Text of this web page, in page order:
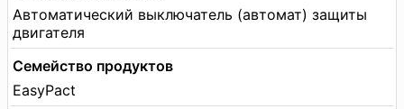
Автоматический выключатель (автомат) защиты
двигателя
Семейство продуктов
EasyPact